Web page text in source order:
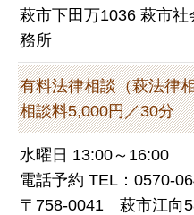
萩市下田万1036 萩市
務所
有料法律相談（萩法律
相談料5,000円／30分
水曜日 13:00～16:00
電話予約 TEL：0570-
〒758-0041 萩市江向